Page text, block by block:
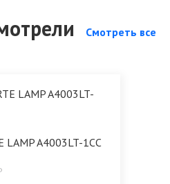
Смотреть все
LAMP A4003LT-1CC